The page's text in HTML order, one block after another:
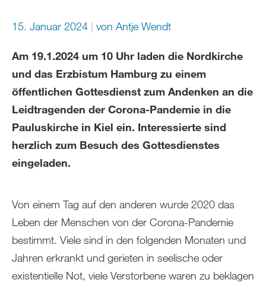
15. Januar 2024 vonAntje Wendt
Am 19.1.2024 um 10 Uhr laden die Nordkirche
und das Erzbistum Hamburg zu einem
öffentlichen Gottesdienst zum Andenken an die
Leidtragenden der Corona-Pandemie in die
Pauluskirche in Kiel ein. Interessierte sind
herzlich zum Besuch des Gottesdienstes
eingeladen.
Von einem Tag auf den anderen wurde 2020 das
Leben der Menschen von der Corona-Pandemie
bestimmt. Viele sind in den folgenden Monaten und
Jahren erkrankt und gerieten in seelische oder
existentielle Not, viele Verstorbene waren zu beklagen